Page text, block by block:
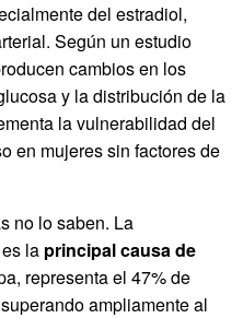
del estradiol,
Según un estudio
cambios en los
y la distribución de la
la vulnerabilidad del
en mujeres sin factores de
no lo saben. La
es la principal causa de
representa el 47% de
ampliamente al